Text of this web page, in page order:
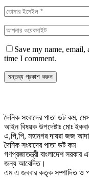
Save my name,
time I comment.
দৈনিক সংবাদের পাতা ডট কম,
আইন বিষয়ক উপদেষ্টাঃ মোঃ
এ,পি,পি, মহানগর দায়রা জজ
দৈনিক সংবাদের পাতা ডট কম
গণপ্রজাতন্ত্রী বাংলাদেশ সরকার
জন্য আবেদিত।
এম এ জববার কতৃক সম্পাদিত ও